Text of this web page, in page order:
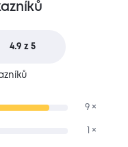
4.9 z 5
9 ×
1 ×